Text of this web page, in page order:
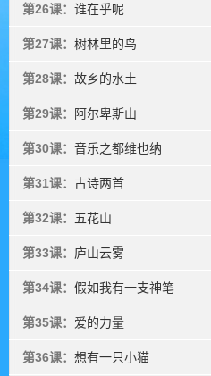
第26课： 谁在乎呢
第27课： 树林里的鸟
第28课： 故乡的水土
第29课： 阿尔卑斯山
第30课： 音乐之都维也纳
第31课： 古诗两首
第32课： 五花山
第33课： 庐山云雾
第34课： 假如我有一支神笔
第35课： 爱的力量
第36课： 想有一只小猫